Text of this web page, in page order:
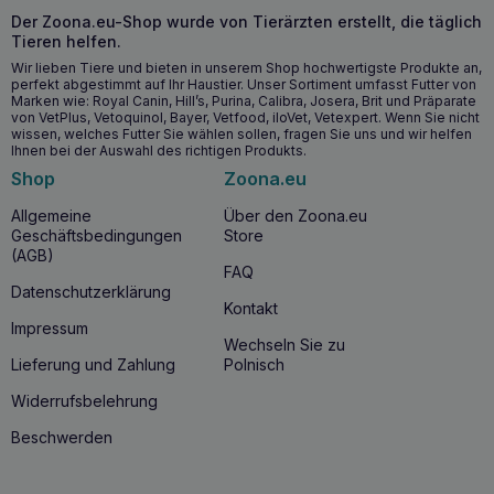
Glucosamin unterstützt die Gesundheit der Gelenke und
hilft, altersbedingte Beschwerden zu lindern.
Verbessert die Organfunktion mit Pflanzenextrakten und
Mineralien.
Wann ist es ratsam, mit der Einnahme von
DOLFOS GeriaDol Mini zu beginnen?
Bei älteren Hunden kleiner Rassen, die Anzeichen von
motorischer Verlangsamung oder Schwäche zeigen.
In Situationen, in denen der Hund zusätzliche
Unterstützung benötigt, um Kondition und Immunität zu
Prophylaktisch für ältere Hunde, um eine
Verschlechterung ihrer Gesundheit zu verhindern.
Warum sollten Sie DOLFOS GeriaDol Mini
kaufen?
Der Zoona.eu-Shop wurde von Tierärzten erstellt, die täglich
Tieren helfen.
Wir lieben Tiere und bieten in unserem Shop hochwertigste Produkte an,
perfekt abgestimmt auf Ihr Haustier. Unser Sortiment umfasst Futter von
Marken wie: Royal Canin, Hill’s, Purina, Calibra, Josera, Brit und Präparate
von VetPlus, Vetoquinol, Bayer, Vetfood, iloVet, Vetexpert. Wenn Sie nicht
wissen, welches Futter Sie wählen sollen, fragen Sie uns und wir helfen
Ihnen bei der Auswahl des richtigen Produkts.
Shop
Allgemeine
Geschäftsbedingungen
(AGB)
Datenschutzerklärung
Impressum
Lieferung und Zahlung
Widerrufsbelehrung
Beschwerden
Zoona.eu
Über den Zoona.eu
Store
FAQ
Kontakt
Wechseln Sie zu
Polnisch